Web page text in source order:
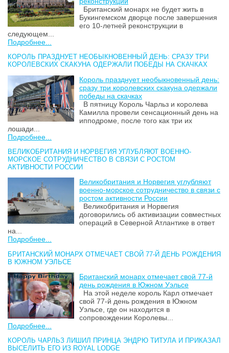
Британский монарх не будет жить в
Букингемском дворце после завершения
его 10-летней реконструкции в
следующем...
Подробнее...
КОРОЛЬ ПРАЗДНУЕТ НЕОБЫКНОВЕННЫЙ ДЕНЬ: СРАЗУ ТРИ
КОРОЛЕВСКИХ СКАКУНА ОДЕРЖАЛИ ПОБЕДЫ НА СКАЧКАХ
Король празднует необыкновенный день:
сразу три королевских скакуна одержали
победы на скачках
В пятницу Король Чарльз и королева
Камилла провели сенсационный день на
ипподроме, после того как три их
лошади...
Подробнее...
ВЕЛИКОБРИТАНИЯ И НОРВЕГИЯ УГЛУБЛЯЮТ ВОЕННО-
МОРСКОЕ СОТРУДНИЧЕСТВО В СВЯЗИ С РОСТОМ
АКТИВНОСТИ РОССИИ
Великобритания и Норвегия углубляют
военно-морское сотрудничество в связи с
ростом активности России
Великобритания и Норвегия
договорились об активизации совместных
операций в Северной Атлантике в ответ
на...
Подробнее...
БРИТАНСКИЙ МОНАРХ ОТМЕЧАЕТ СВОЙ 77-Й ДЕНЬ РОЖДЕНИЯ
В ЮЖНОМ УЭЛЬСЕ
Британский монарх отмечает свой 77-й
день рождения в Южном Уэльсе
На этой неделе король Карл отмечает
свой 77-й день рождения в Южном
Уэльсе, где он находится в
сопровождении Королевы...
Подробнее...
КОРОЛЬ ЧАРЛЬЗ ЛИШИЛ ПРИНЦА ЭНДРЮ ТИТУЛА И ПРИКАЗАЛ
ВЫСЕЛИТЬ ЕГО ИЗ ROYAL LODGE